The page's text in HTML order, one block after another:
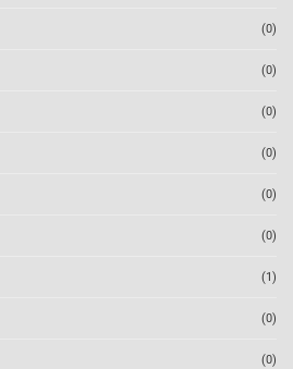
(0)
(0)
(0)
(0)
(0)
(0)
(1)
(0)
(0)